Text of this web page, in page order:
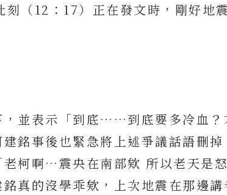
（12：17）正在發文時，剛好地
，並表示「到底……到底要多冷血？
銘事後也緊急將上述爭議話語刪掉
柯啊…震央在南部欸 所以老天是
真的沒學乖欸，上次地震在那邊